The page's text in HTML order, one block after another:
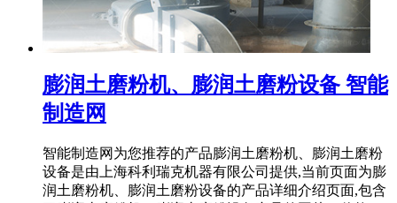
膨润土磨粉机、膨润土磨粉设备 智能
制造网
智能制造网为您推荐的产品膨润土磨粉机、膨润土磨粉
设备是由上海科利瑞克机器有限公司提供,当前页面为膨
润土磨粉机、膨润土磨粉设备的产品详细介绍页面,包含